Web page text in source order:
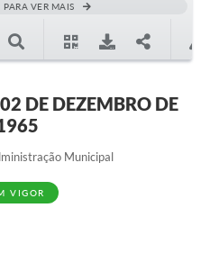
PARA VER MAIS
DE DEZEMBRO DE
Municipal
VIGOR